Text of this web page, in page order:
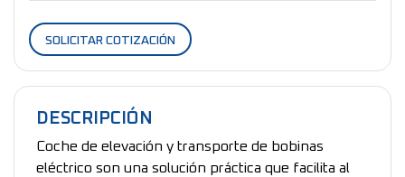
SOLICITAR COTIZACIÓN
DESCRIPCIÓN
Coche de elevación y transporte de bobinas
eléctrico son una solución práctica que facilita al